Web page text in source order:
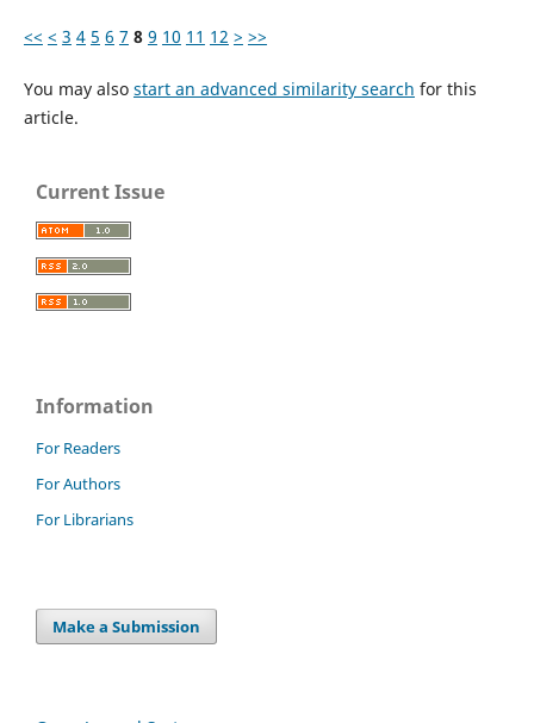
<< < 3 4 5 6 7 8 9 10 11 12 > >>
You may also start an advanced similarity search for this
article.
Current Issue
Information
For Readers
For Authors
For Librarians
Make a Submission